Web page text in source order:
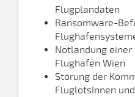
Flugplandaten
Ransomware-
Notlandung einer
Flughafen Wien
Störung der
FluglotsInnen